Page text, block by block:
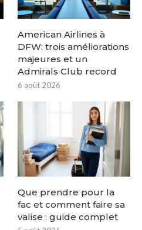
American Airlines à
DFW: trois améliorations
majeures et un
Admirals Club record
6 août 2026
Que prendre pour la
fac et comment faire sa
valise : guide complet